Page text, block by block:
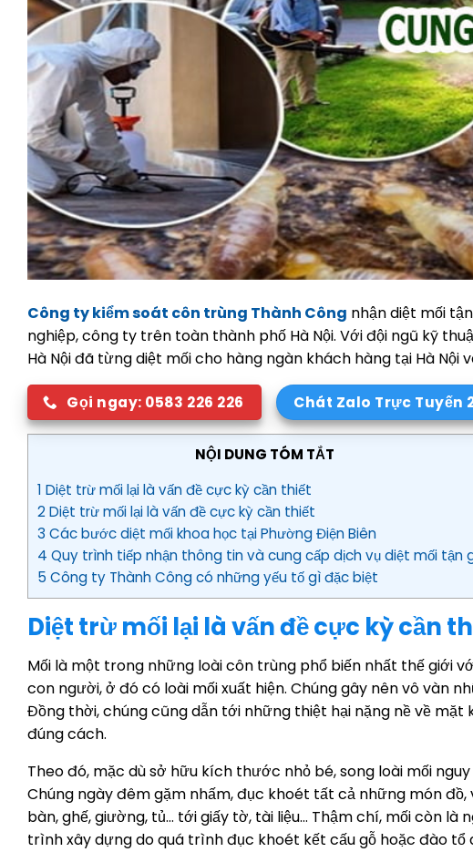
Công ty kiểm soát côn trùng Thành Công nhận diệt mối
nghiệp, công ty trên toàn thành phố Hà Nội. Với đội ngũ kỹ
Hà Nội đã từng diệt mối cho hàng ngàn khách hàng tại Hà Nội
Gọi ngay: 0583 226 226 Chát Zalo Trực Tuyến
NỘI DUNG TÓM TẮT
1 Diệt trừ mối lại là vấn đề cực kỳ cần thiết
2 Diệt trừ mối lại là vấn đề cực kỳ cần thiết
3 Các bước diệt mối khoa học tại Phường Điện Biên
4 Quy trình tiếp nhận thông tin và cung cấp dịch vụ diệt mối tận
5 Công ty Thành Công có những yếu tố gì đặc biệt
Diệt trừ mối lại là vấn đề cực kỳ cần
Mối là một trong những loài côn trùng phổ biến nhất thế giới
con người, ở đó có loài mối xuất hiện. Chúng gây nên vô vàn
Đồng thời, chúng cũng dẫn tới những thiệt hại nặng nề về
đúng cách.
Theo đó, mặc dù sở hữu kích thước nhỏ bé, song loài mối
Chúng ngày đêm gặm nhấm, đục khoét tất cả những món
bàn, ghế, giường, tủ… tới giấy tờ, tài liệu… Thậm chí, mối còn
trình xây dựng do quá trình đục khoét kết cấu gỗ hoặc đào